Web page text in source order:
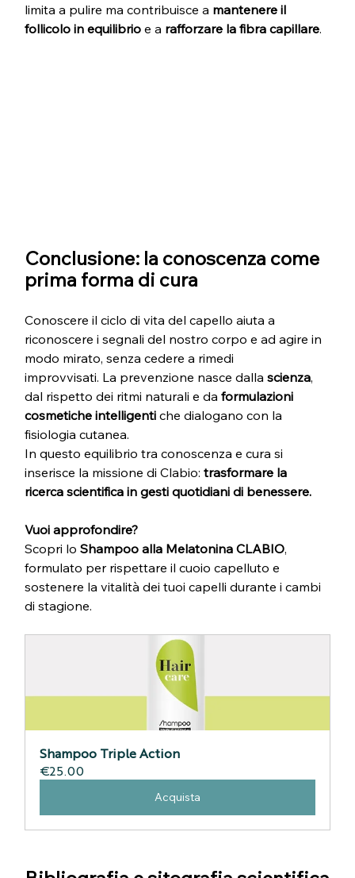
limita a pulire ma contribuisce a mantenere il
follicolo in equilibrio e a rafforzare la fibra capillare.
Conclusione: la conoscenza come
prima forma di cura
Conoscere il ciclo di vita del capello aiuta a
riconoscere i segnali del nostro corpo e ad agire in
modo mirato, senza cedere a rimedi
improvvisati. La prevenzione nasce dalla scienza,
dal rispetto dei ritmi naturali e da formulazioni
cosmetiche intelligenti che dialogano con la
fisiologia cutanea.
In questo equilibrio tra conoscenza e cura si
inserisce la missione di Clabio: trasformare la
ricerca scientifica in gesti quotidiani di benessere.
Vuoi approfondire?
Scopri lo Shampoo alla Melatonina CLABIO,
formulato per rispettare il cuoio capelluto e
sostenere la vitalità dei tuoi capelli durante i cambi
di stagione.
Shampoo Triple Action
€25.00
Acquista